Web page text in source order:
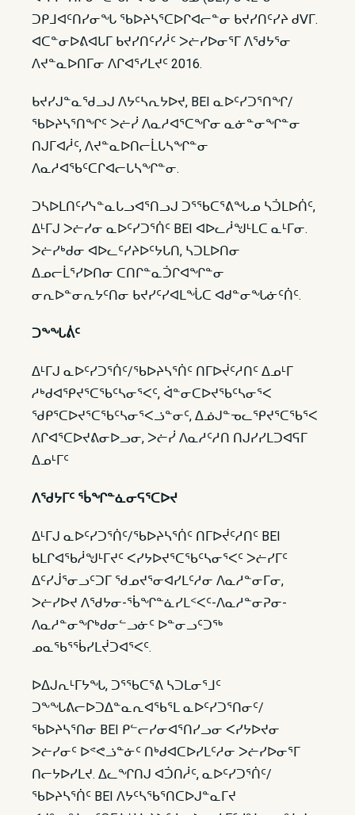
ᑐᑭᒧᐊᑦᑎᓯᓂᖓ ᖃᐅᔨᓴᕐᑕᐅᒋᐊᓕᓐᓂ ᑲᔪᓯᑎᑦᓯᔨ ᑯᐯᒥ.
ᐊᑕᓐᓂᐅᕕᐊᒐᒥ ᑲᔪᓯᑎᑦᓯᓲᑦ ᐳᓖᓯᐅᓂᕐᒥ ᐱᖁᔭᕐᓂ
ᐱᔪᓐᓇᐅᑎᒥᓂ ᐱᒋᐊᕐᓯᒪᔪᑦ 2016.
ᑲᔪᓯᒍᓐᓇᖁᓗᒍ ᐱᔭᑦᓴᕆᔭᐅᔪ, BEI ᓇᐅᑦᓯᑐᕐᑎᖏ/
ᖃᐅᔨᓴᕐᑎᖏᑦ ᐳᓖᓰ ᐱᓇᓱᐊᕐᑕᖏᓂ ᓇᓃᓐᓂᖏᓐᓂ
ᑎᒍᒥᐊᓲᑦ, ᐱᔪᓐᓇᐅᑎᓕᒫᒐᓴᖏᓐᓂ
ᐱᓇᓱᐊᖃᑦᑕᒋᐊᓕᒐᓴᖏᓐᓂ.
ᑐᓴᐅᒪᑎᑦᓯᓭᓐᓇᒐᓗᐊᕐᑎᓗᒍ ᑐᕐᖃᑕᕐᕕᖓᓄ ᓴᑑᒪᐅᑏᑦ,
ᐃᒻᒥᒍ ᐳᓖᓯᓂ ᓇᐅᑦᓯᑐᕐᑏᑦ BEI ᐊᐅᓚᓲᖑᒻᒪᑕ ᓇᒻᒥᓂ.
ᐳᓖᓯᒃᑯᓂ ᐊᐅᓚᑦᓯᔨᐅᑦᔭᒐᑎ, ᓴᑐᒪᐅᑎᓂ
ᐃᓄᓕᒫᕐᓯᐅᑎᓂ ᑕᑎᒋᓐᓇᑑᒋᐊᖏᓐᓂ
ᓂᕆᐅᓐᓂᕆᔭᑦᑎᓂ ᑲᔪᓯᑦᓯᐊᒪᖔᑕ ᐊᑯᓐᓂᖓᓃᑦᑏᑦ.
ᑐᖕᖓᕖᑦ
ᐃᒻᒥᒍ ᓇᐅᑦᓯᑐᕐᑏᑦ/ᖃᐅᔨᓴᕐᑏᑦ ᑎᒥᐅᔫᑦᓱᑎᑦ ᐃᓄᒻᒥ
ᓱᒃᑯᐊᕿᔪᕐᑕᖃᑦᓴᓂᕐᐸᑦ, ᐋᓐᓂᑕᐅᔪᖃᑦᓴᓂᕐᐸ
ᖁᑭᕐᑕᐅᔪᕐᑕᖃᑦᓴᓂᕐᐸᓘᓐᓂᑦ, ᐃᓅᒍᓐᓀᓚᕿᔪᕐᑕᖃᕐᐸ
ᐱᒋᐊᕐᑕᐅᔪᕕᓂᐅᓗᓂ, ᐳᓖᓰ ᐱᓇᓱᑦᓱᑎ ᑎᒍᓯᓯᒪᑐᐊᕋᒥ
ᐃᓄᒻᒥᑦ
ᐱᖁᔭᒥᑦ ᖄᖏᓐᓈᓂᕋᕐᑕᐅᔪ
ᐃᒻᒥᒍ ᓇᐅᑦᓯᑐᕐᑏᑦ/ᖃᐅᔨᓴᕐᑏᑦ ᑎᒥᐅᔫᑦᓱᑎᑦ BEI
ᑲᒪᒋᐊᖃᓲᖑᒻᒥᔪᑦ ᐸᓯᔭᐅᔪᕐᑕᖃᑦᓴᓂᕐᐸᑦ ᐳᓖᓯᒥᑦ
ᐃᑦᓯᒎᕐᓂᓗᑦᑐᒥ ᖁᓄᔪᕐᓂᐊᓯᒪᑦᓱᓂ ᐱᓇᓱᓐᓂᒥᓂ,
ᐳᓖᓯᐅᔪ ᐱᖁᔭᓂ-ᖄᖏᓐᓈᓯᒪᑉᐸᑦ-ᐱᓇᓱᓐᓂᕈᓂ-
ᐱᓇᓱᓐᓂᖏᒃᑯᓂᓪᓗᓃᑦ ᐅᓐᓂᓗᑦᑐᖅ
ᓄᓇᖃᕐᖄᓯᒪᔫᑐᐊᕐᐸᑦ.
ᐅᐃᒍᕆᒻᒥᔭᖓ, ᑐᕐᖃᑕᕐᕕ ᓴᑐᒪᓂᕐᒧᑦ
ᑐᖕᖓᕕᓕᐅᑐᐃᓐᓇᕆᐊᖃᕐᒪ ᓇᐅᑦᓯᑐᕐᑎᓂᑦ/
ᖃᐅᔨᓴᕐᑎᓂ BEI ᑭᓪᓕᓯᓂᐊᕐᑎᓯᓗᓂ ᐸᓯᔭᐅᔪᓂ
ᐳᓖᓯᓂᑦ ᐅᕝᕙᓘᓐᓃᑦ ᑎᒃᑯᐊᑕᐅᓯᒪᑦᓱᓂ ᐳᓖᓯᐅᓂᕐᒥ
ᑎᓕᔭᐅᓯᒪᔪ. ᐃᓚᖏᑎᒍ ᐊᑑᑎᓲᑦ, ᓇᐅᑦᓯᑐᕐᑏᑦ/
ᖃᐅᔨᓴᕐᑏᑦ BEI ᐱᔭᑦᓴᖃᕐᑎᑕᐅᒍᓐᓇᒥᔪ